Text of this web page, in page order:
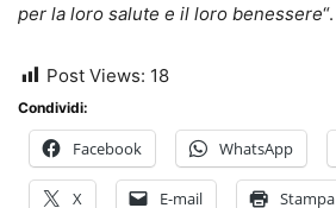
per la loro salute e il loro benessere“.
Post Views: 18
Condividi:
Facebook WhatsApp
X E-mail Stampa